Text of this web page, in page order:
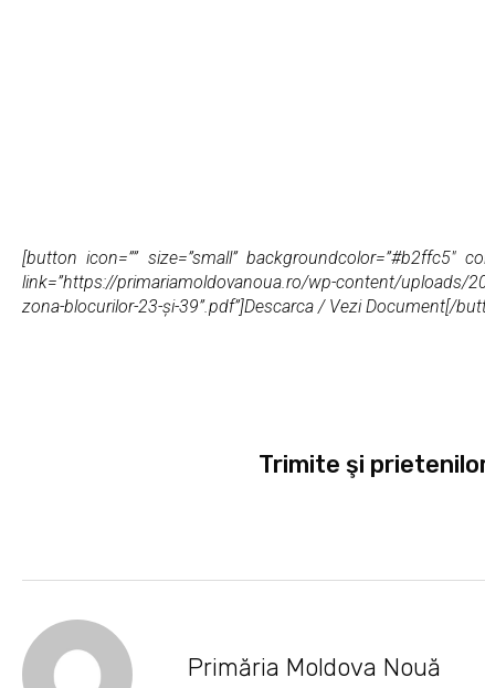
[button icon=”” size=”small” backgroundcolor=”#b2ffc5″
link=”https://primariamoldovanoua.ro/wp-content/uploads/
zona-blocurilor-23-și-39”.pdf”]Descarca / Vezi Document[/
Trimite şi
Primăria Moldova Nouă